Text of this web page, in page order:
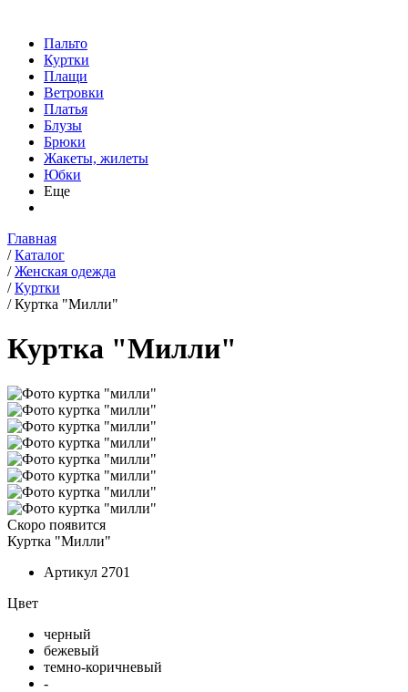
Пальто
Куртки
Плащи
Ветровки
Платья
Блузы
Брюки
Жакеты, жилеты
Юбки
Еще
Главная
/ Каталог
/ Женская одежда
/ Куртки
/ Куртка "Милли"
Куртка "Милли"
Скоро появится
Куртка "Милли"
Артикул 2701
Цвет
черный
бежевый
темно-коричневый
-